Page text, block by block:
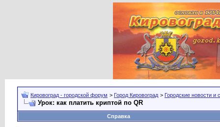
Кировоград - городской форум > Город Кировоград > Городские новости и
Урок: как платить криптой по QR
Справка